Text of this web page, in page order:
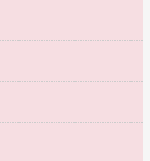
パー
ティ用品
ダル・シューズ
ャー用品
長コード
ト
表紙
ァイル
イル
イル
ル
ン
（油性）
（水性）
ス
務用